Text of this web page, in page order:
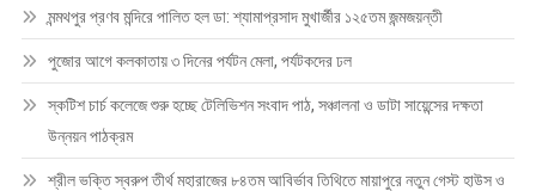
মন্মথপুর প্রণব মন্দিরে পালিত হল ডা: শ্যামাপ্রসাদ মুখার্জীর ১২৫তম জন্মজয়ন্তী
পুজোর আগে কলকাতায় ৩ দিনের পর্যটন মেলা, পর্যটকদের ঢল
স্কটিশ চার্চ কলেজে শুরু হচ্ছে টেলিভিশন সংবাদ পাঠ, সঞ্চালনা ও ডাটা সায়েন্সের দক্ষতা
উন্নয়ন পাঠক্রম
শ্রীল ভক্তি স্বরুপ তীর্থ মহারাজের ৮৪তম আবির্ভাব তিথিতে মায়াপুরে নতুন গেস্ট হাউস ও